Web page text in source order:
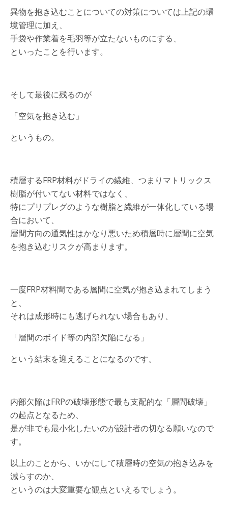
異物を抱き込むことについての対策については上記の環
境管理に加え、
手袋や作業着を毛羽等が立たないものにする、
といったことを行います。
そして最後に残るのが
「空気を抱き込む」
というもの。
積層するFRP材料がドライの繊維、つまりマトリックス
樹脂が付いてない材料ではなく、
特にプリプレグのような樹脂と繊維が一体化している場
合において、
層間方向の通気性はかなり悪いため積層時に層間に空気
を抱き込むリスクが高まります。
一度FRP材料間である層間に空気が抱き込まれてしまう
と、
それは成形時にも逃げられない場合もあり、
「層間のボイド等の内部欠陥になる」
という結末を迎えることになるのです。
内部欠陥はFRPの破壊形態で最も支配的な「層間破壊」
の起点となるため、
是が非でも最小化したいのが設計者の切なる願いなので
す。
以上のことから、いかにして積層時の空気の抱き込みを
減らすのか、
というのは大変重要な観点といえるでしょう。